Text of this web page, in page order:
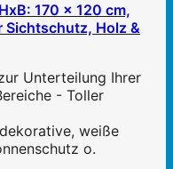
170 x 120 cm,
Sichtschutz, Holz &
Unterteilung Ihrer
- Toller
weiße
o.